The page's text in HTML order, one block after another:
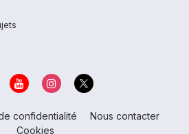
confidentialité
Nous contacter
Cookies